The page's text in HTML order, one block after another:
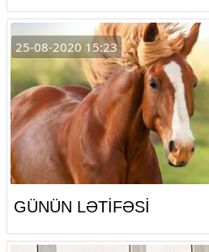
25-08-2020 15:23
GÜNÜN LƏTİFƏSİ